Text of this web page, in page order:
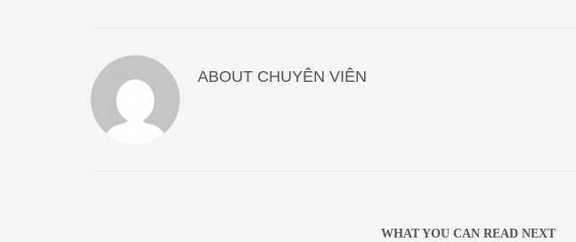
ABOUT CHUYÊN VIÊN
WHAT YOU CAN READ NEXT